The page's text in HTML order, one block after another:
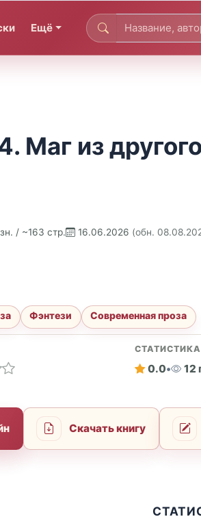
Ещё
Маг из
/ ~163 стр. 16.06.2026 (обн.
Фэнтези Современная проза
СТАТИСТИКА
0.0• 12
Скачать книгу